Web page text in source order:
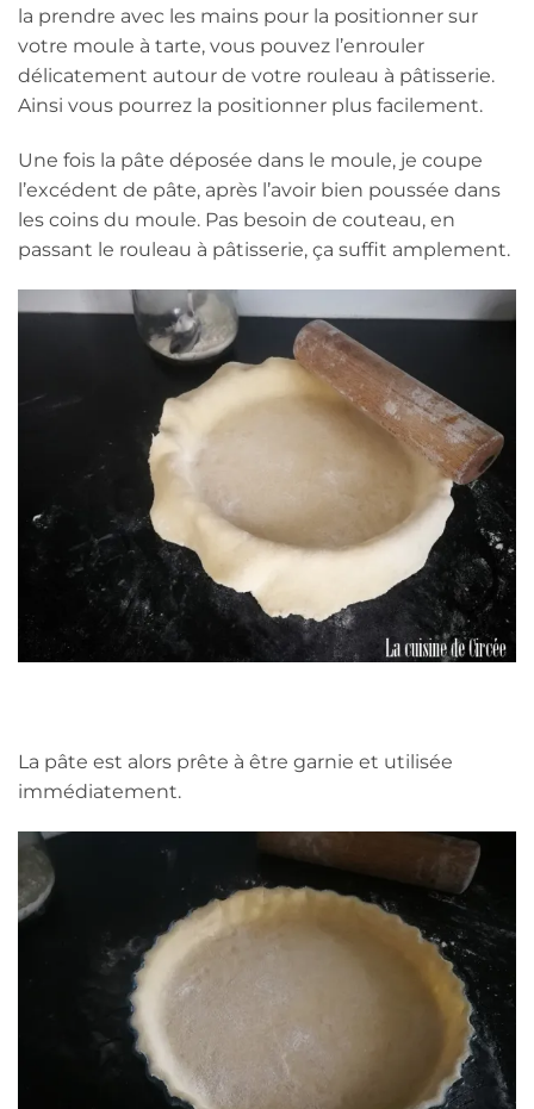
la prendre avec les mains pour la positionner sur
votre moule à tarte, vous pouvez l’enrouler
délicatement autour de votre rouleau à pâtisserie.
Ainsi vous pourrez la positionner plus facilement.
Une fois la pâte déposée dans le moule, je coupe
l’excédent de pâte, après l’avoir bien poussée dans
les coins du moule. Pas besoin de couteau, en
passant le rouleau à pâtisserie, ça suffit amplement.
La pâte est alors prête à être garnie et utilisée
immédiatement.